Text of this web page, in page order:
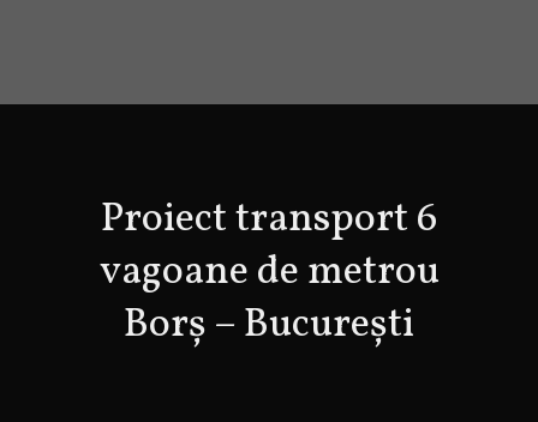
Proiect transport 6
vagoane de metrou
Borș – București